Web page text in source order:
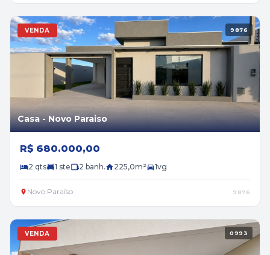
VENDA 9876
Casa - Novo Paraiso
R$ 680.000,00
2 qts 1 ste 2 banh. 225,0m² 1vg
Novo Paraíso 9876
VENDA 0993